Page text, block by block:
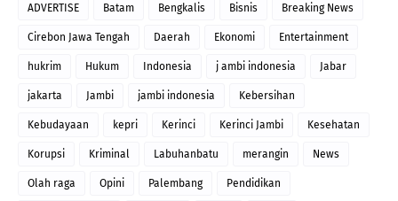
ADVERTISE Batam Bengkalis Bisnis Breaking News
Cirebon Jawa Tengah Daerah Ekonomi Entertainment
hukrim Hukum Indonesia j ambi indonesia Jabar
jakarta Jambi jambi indonesia Kebersihan
Kebudayaan kepri Kerinci Kerinci Jambi Kesehatan
Korupsi Kriminal Labuhanbatu merangin News
Olah raga Opini Palembang Pendidikan